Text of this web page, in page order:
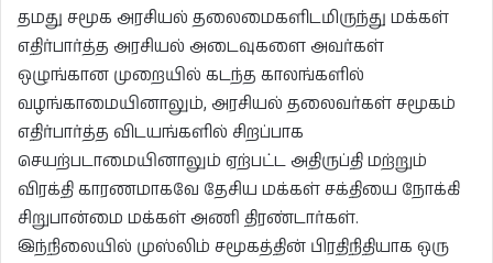
தமது சமூக அரசியல் தலைமைகளிடமிருந்து மக்கள்
எதிர்பார்த்த அரசியல் அடைவுகளை அவர்கள்
ஒழுங்கான முறையில் கடந்த காலங்களில்
வழங்காமையினாலும், அரசியல் தலைவர்கள் சமூகம்
எதிர்பார்த்த விடயங்களில் சிறப்பாக
செயற்படாமையினாலும் ஏற்பட்ட அதிருப்தி மற்றும்
விரக்தி காரணமாகவே தேசிய மக்கள் சக்தியை நோக்கி
சிறுபான்மை மக்கள் அணி திரண்டார்கள்.
இந்நிலையில் முஸ்லிம் சமூகத்தின் பிரதிநிதியாக ஒரு